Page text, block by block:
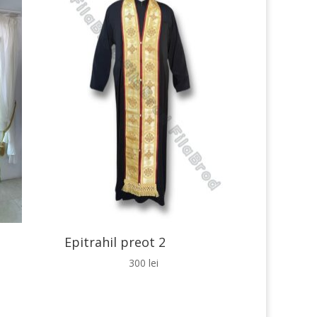
Epitrahil preot 2
300lei